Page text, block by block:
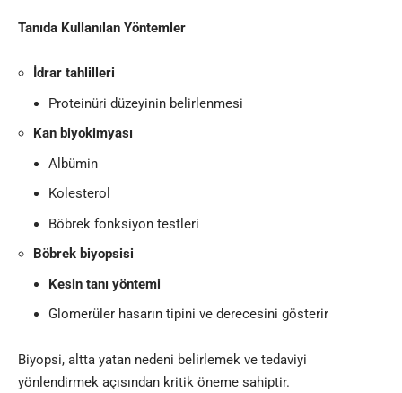
Tanıda Kullanılan Yöntemler
İdrar tahlilleri
Proteinüri düzeyinin belirlenmesi
Kan biyokimyası
Albümin
Kolesterol
Böbrek fonksiyon testleri
Böbrek biyopsisi
Kesin tanı yöntemi
Glomerüler hasarın tipini ve derecesini gösterir
Biyopsi, altta yatan nedeni belirlemek ve tedaviyi
yönlendirmek açısından kritik öneme sahiptir.